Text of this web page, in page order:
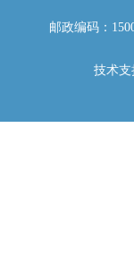
邮政编码：
技术支